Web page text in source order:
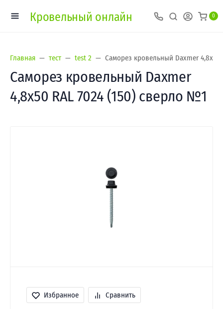
Кровельный онлайн 0
Главная тест test 2 Саморез кровельный Daxmer 4,8х50
Саморез кровельный Daxmer
4,8х50 RAL 7024 (150) сверло №1
Избранное Сравнить